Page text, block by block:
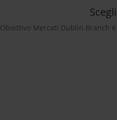
Obiettivo Mercati Dublin Branch